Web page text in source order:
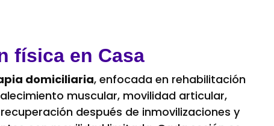
física en Casa
domiciliaria, enfocada en rehabilitación
muscular, movilidad articular,
después de inmovilizaciones y